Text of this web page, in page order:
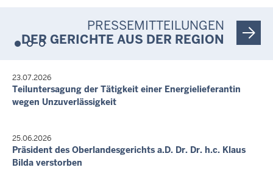
Letzte Aktualisierung:
Heute, 08:57 Uhr
PRESSEMITTEILUNGEN
DER GERICHTE AUS DER REGION
23.07.2026
Teiluntersagung der Tätigkeit einer Energielieferantin
wegen Unzuverlässigkeit
25.06.2026
Präsident des Oberlandesgerichts a.D. Dr. Dr. h.c. Klaus
Bilda verstorben